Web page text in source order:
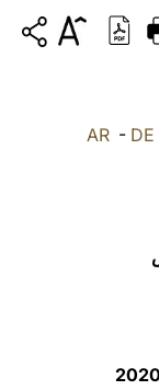
ITALIANO
AR - DE